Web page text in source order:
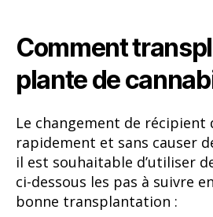
Comment
plante de
Le changement de récipient
rapidement et sans causer
il est souhaitable d’utiliser
ci-dessous les pas à suivre
bonne transplantation :